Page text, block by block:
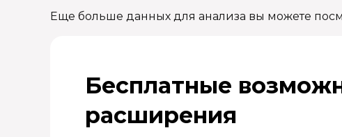
Еще больше данных для анализа вы можете
Бесплатные
расширения